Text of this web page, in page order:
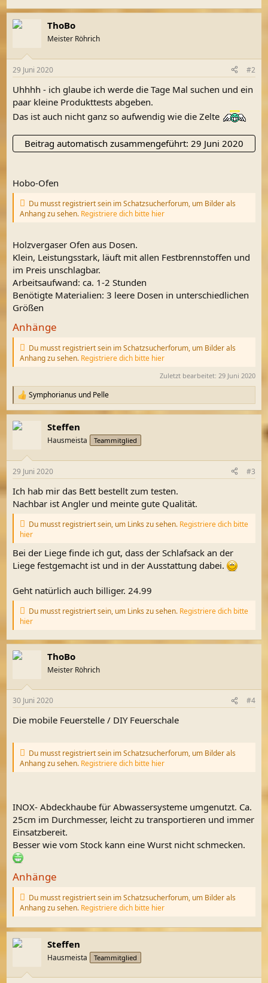
ThoBo
Meister Röhrich
29 Juni 2020 #2
Uhhhh - ich glaube ich werde die Tage Mal suchen und ein
paar kleine Produkttests abgeben.
Das ist auch nicht ganz so aufwendig wie die Zelte
Beitrag automatisch zusammengeführt: 29 Juni 2020
Hobo-Ofen
Du musst registriert sein im Schatzsucherforum, um Bilder als
Anhang zu sehen. Registriere dich bitte hier
Holzvergaser Ofen aus Dosen.
Klein, Leistungsstark, läuft mit allen Festbrennstoffen und
im Preis unschlagbar.
Arbeitsaufwand: ca. 1-2 Stunden
Benötigte Materialien: 3 leere Dosen in unterschiedlichen
Größen
Anhänge
Du musst registriert sein im Schatzsucherforum, um Bilder als
Anhang zu sehen. Registriere dich bitte hier
Zuletzt bearbeitet: 29 Juni 2020
R
e
a
k
e
:
Symphorianus und Pelle
Steffen
Hausmeista Teammitglied
29 Juni 2020 #3
Ich hab mir das Bett bestellt zum testen.
Nachbar ist Angler und meinte gute Qualität.
Du musst registriert sein, um Links zu sehen. Registriere dich bitte
hier
Bei der Liege finde ich gut, dass der Schlafsack an der
Liege festgemacht ist und in der Ausstattung dabei.
Geht natürlich auch billiger. 24.99
Du musst registriert sein, um Links zu sehen. Registriere dich bitte
hier
ThoBo
Meister Röhrich
30 Juni 2020 #4
Die mobile Feuerstelle / DIY Feuerschale
Du musst registriert sein im Schatzsucherforum, um Bilder als
Anhang zu sehen. Registriere dich bitte hier
INOX- Abdeckhaube für Abwassersysteme umgenutzt. Ca.
25cm im Durchmesser, leicht zu transportieren und immer
Einsatzbereit.
Besser wie vom Stock kann eine Wurst nicht schmecken.
Anhänge
Du musst registriert sein im Schatzsucherforum, um Bilder als
Anhang zu sehen. Registriere dich bitte hier
Steffen
Hausmeista Teammitglied